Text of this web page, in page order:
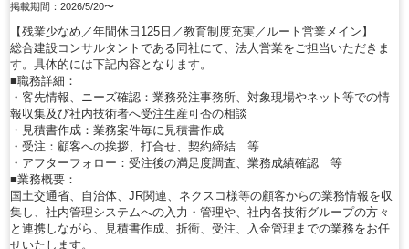
掲載期間：2026/5/20〜
【残業少なめ／年間休日125日／教育制度充実／ルート営業メイン】
総合建設コンサルタントである同社にて、法人営業をご担当いただきま
す。具体的には下記内容となります。
■職務詳細：
・客先情報、ニーズ確認：業務発注事務所、対象現場やネット等での情
報収集及び社内技術者へ受注生産可否の相談
・見積書作成：業務案件毎に見積書作成
・受注：顧客への挨拶、打合せ、契約締結 等
・アフターフォロー：受注後の満足度調査、業務成績確認 等
■業務概要：
国土交通省、自治体、JR関連、ネクスコ様等の顧客からの業務情報を収
集し、社内管理システムへの入力・管理や、社内各技術グループの方々
と連携しながら、見積書作成、折衝、受注、入金管理までの業務をお任
せいたします。